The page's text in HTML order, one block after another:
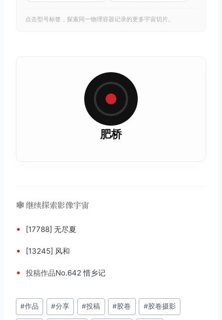
点击型号标签，探索同一物理容器记录的更多宇宙切片。
肥桥
🕸️ 继续探索影像宇宙
• [17788] 无尽夏
• [13245] 风和
• 投稿作品No.642 惜乡记
文
章
#作品 #分享 #投稿 #胶卷 #胶卷摄影